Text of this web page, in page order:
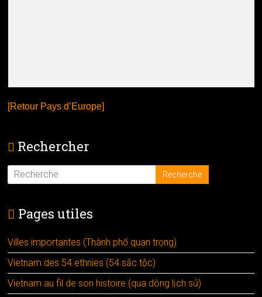
[Retour Pays d’Europe]
Rechercher
Pages utiles
Villes importantes (Thành phố quan trọng)
Vietnam des 54 ethnies (54 sắc tộc)
Vietnam au fil de son histoire (qua dòng lịch sử)